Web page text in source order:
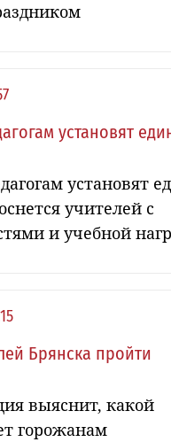
установят
установят
учителей с
и учебной
Брянска пройти
выяснит, какой
горожанам